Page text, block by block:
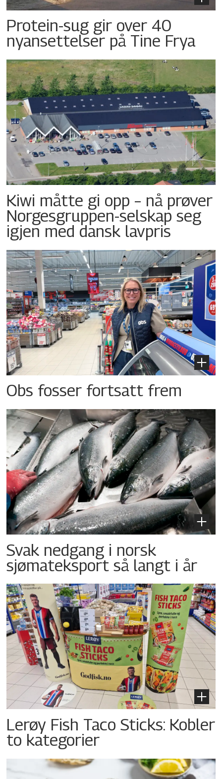
Protein-sug gir over 40
nyansettelser på Tine Frya
Kiwi måtte gi opp – nå prøver
Norgesgruppen-selskap seg
igjen med dansk lavpris
Obs fosser fortsatt frem
Svak nedgang i norsk
sjømateksport så langt i år
Lerøy Fish Taco Sticks: Kobler
to kategorier